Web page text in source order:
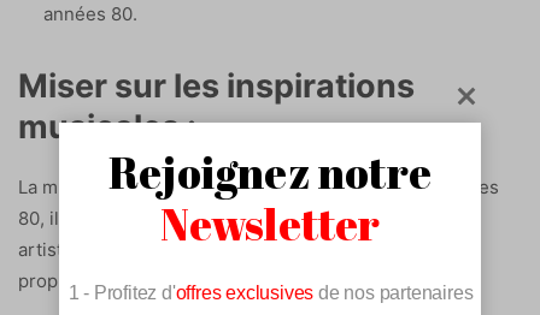
années 80.
Miser sur les inspirations
musicales :
La musique a grandement influencé la mode des années
80, il peut donc être intéressant de s’inspirer de votre
artiste ou groupe favori de l’époque pour créer votre
propre style.
Rejoignez notre
Newsletter
1 - Profitez d'offres exclusives de nos partenaires